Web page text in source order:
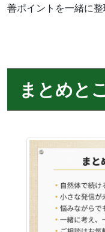
善ポイントを一緒に整
まとめと